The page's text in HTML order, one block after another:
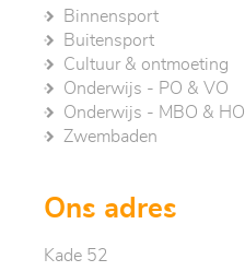
Binnensport
Buitensport
Cultuur & ontmoeting
Onderwijs - PO & VO
Onderwijs - MBO & HO
Zwembaden
Ons adres
Kade 52